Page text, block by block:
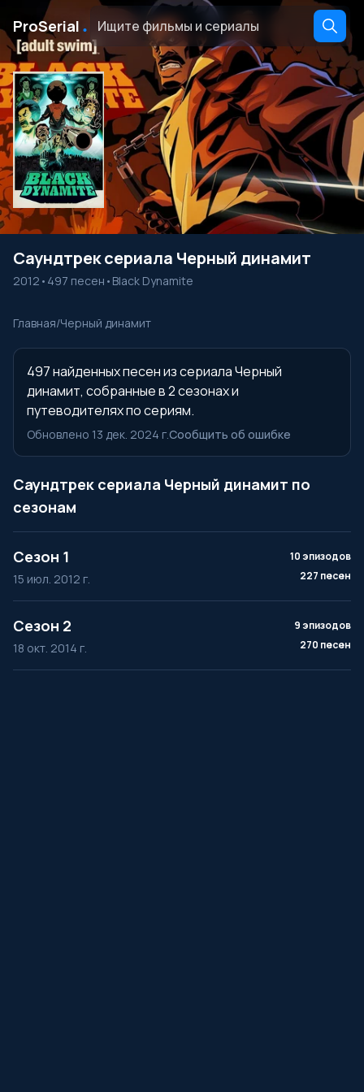
ProSerial ․
Саундтрек сериала Черный динамит
2012 • 497 песен • Black Dynamite
Главная/Черный динамит
497 найденных песен из сериала Черный
динамит, собранные в 2 сезонах и
путеводителях по сериям.
Обновлено 13 дек. 2024 г.Сообщить об ошибке
Саундтрек сериала Черный динамит по
сезонам
Сезон 1
15 июл. 2012 г.
10 эпизодов
227 песен
Сезон 2
18 окт. 2014 г.
9 эпизодов
270 песен